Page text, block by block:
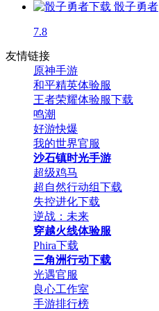
骰子勇者
7.8
友情链接
原神手游
和平精英体验服
王者荣耀体验服下载
鸣潮
好游快爆
我的世界官服
沙石镇时光手游
超级鸡马
超自然行动组下载
失控进化下载
逆战：未来
穿越火线体验服
Phira下载
三角洲行动下载
光遇官服
良心工作室
手游排行榜